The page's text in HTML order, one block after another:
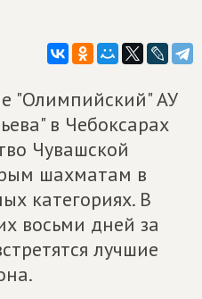
"Олимпийский" АУ
в Чебоксарах
Чувашской
шахматам в
категориях. В
восьми дней за
лучшие